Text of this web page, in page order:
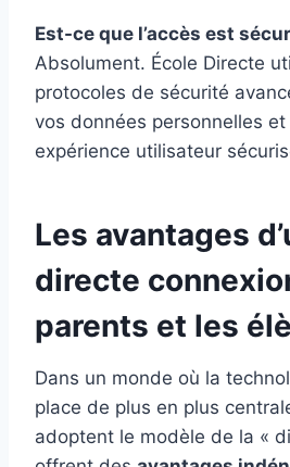
Est-ce que l’accès est
Absolument. École Directe
protocoles de sécurité
vos données personnelles
expérience utilisateur
Les avantages
directe
parents et les
Dans un monde où la
place de plus en plus
adoptent le modèle de la «